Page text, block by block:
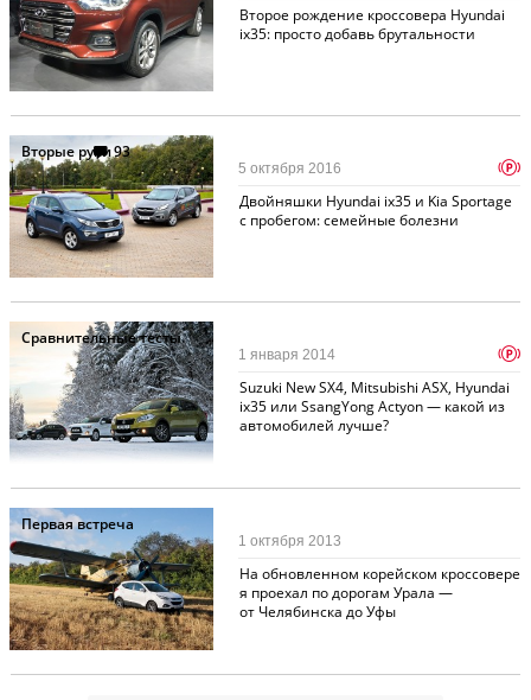
Второе рождение кроссовера Hyundai
ix35: просто добавь брутальности
Вторые руки93
Двойняшки Hyundai ix35 и Kia Sportage
с пробегом: семейные болезни
5 октября 2016 p
Сравнительные тесты
Suzuki New SX4, Mitsubishi ASX, Hyundai
ix35 или SsangYong Actyon — какой из
автомобилей лучше?
1 января 2014 p
Первая встреча
На обновленном корейском кроссовере
я проехал по дорогам Урала —
от Челябинска до Уфы
1 октября 2013